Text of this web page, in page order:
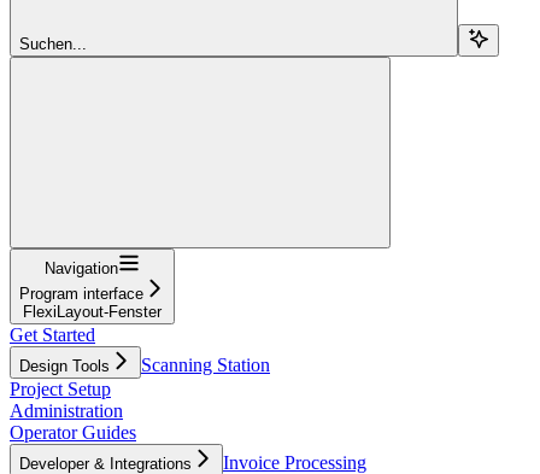
Suchen...
Navigation
Program interface
FlexiLayout-Fenster
Get Started
Design Tools
Scanning Station
Project Setup
Administration
Operator Guides
Developer & Integrations
Invoice Processing